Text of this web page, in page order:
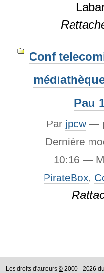
Conf
Pau
Par jpcw —
Dernière
10:16—
PirateBox,
Les droits d'auteurs © 2000 - 2026 du